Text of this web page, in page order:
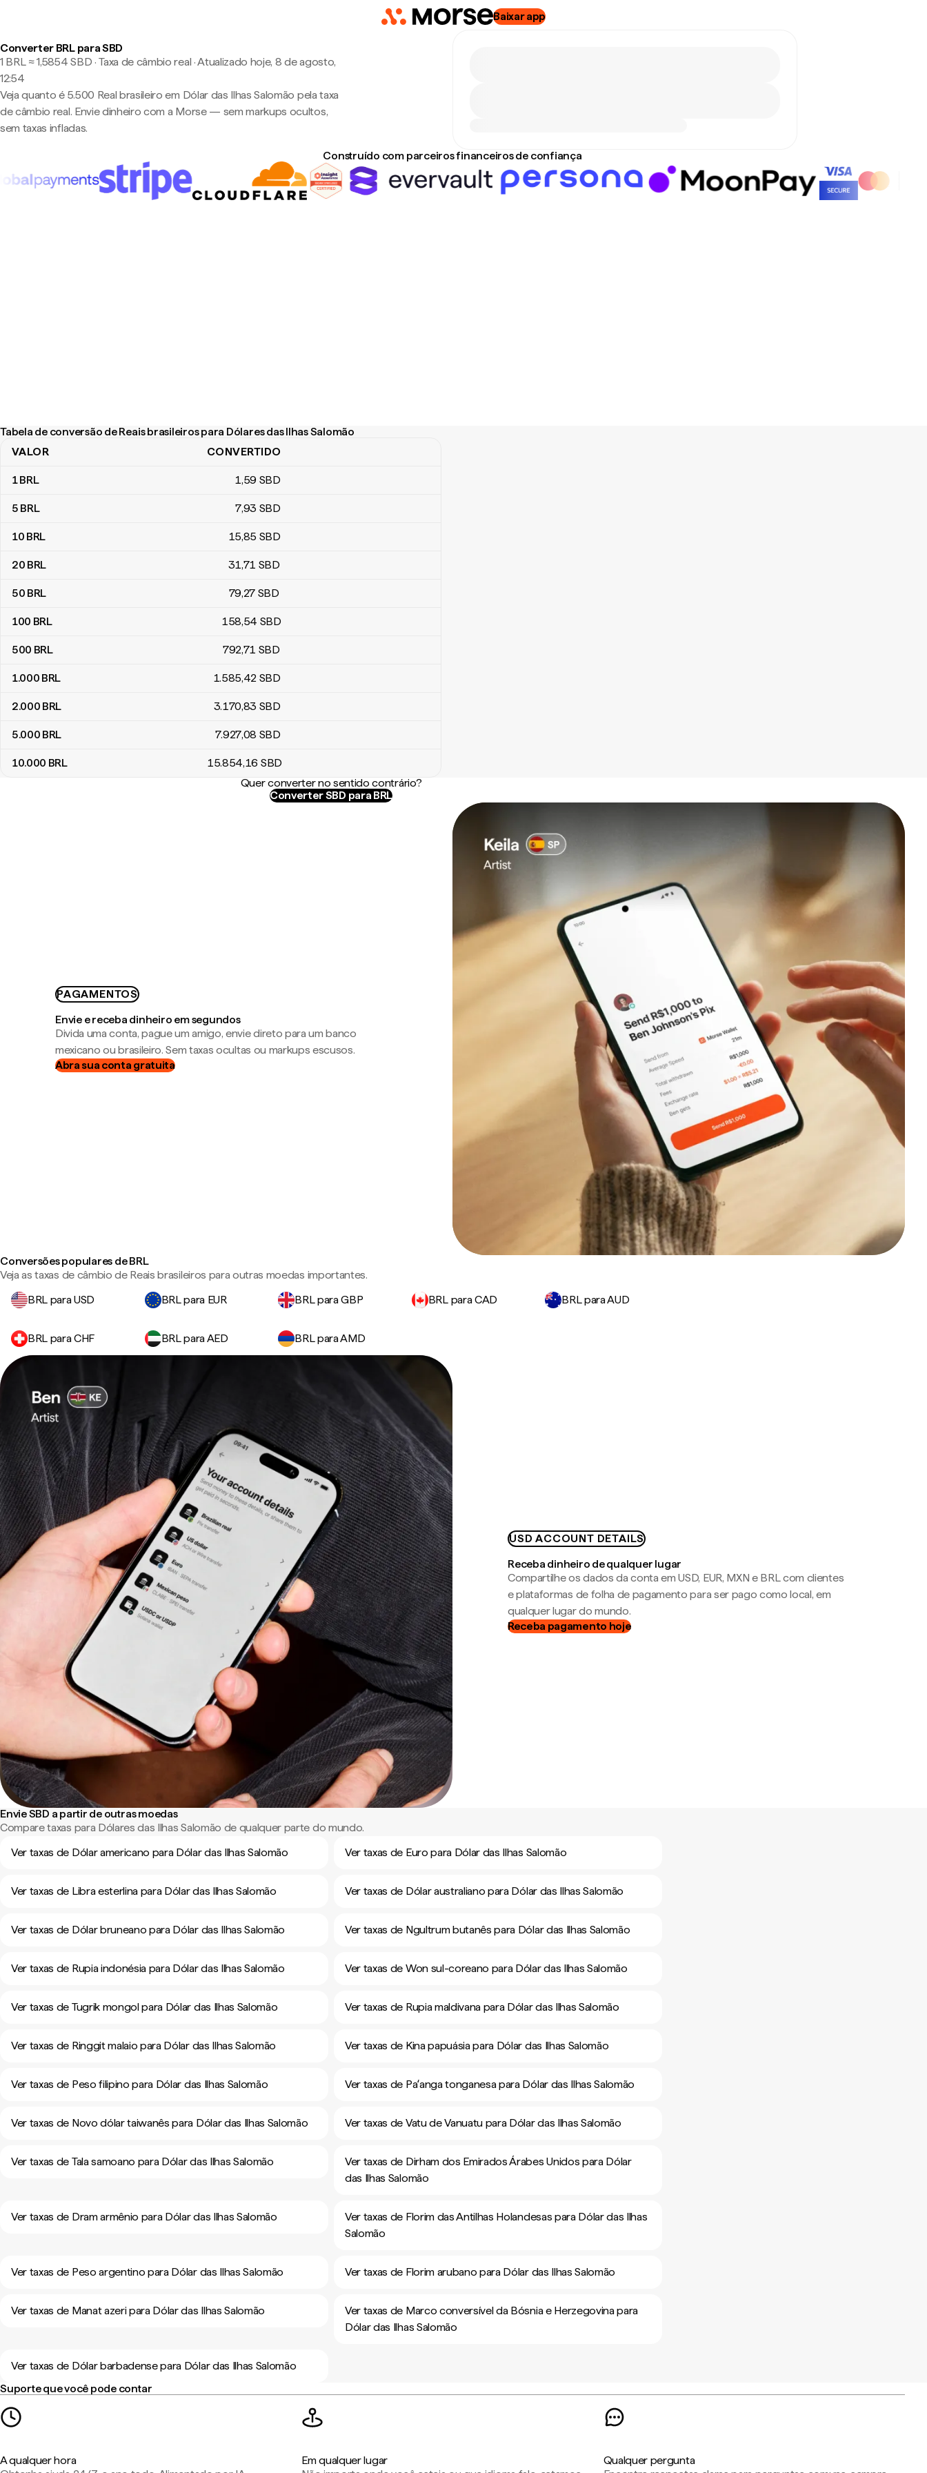
Baixar app
Converter BRL para SBD
1 BRL ≈ 1,5854 SBD · Taxa de câmbio real ·Atualizado hoje, 8 de agosto,
12:54
Veja quanto é 5.500 Real brasileiro em Dólar das Ilhas Salomão pela taxa
de câmbio real. Envie dinheiro com a Morse — sem markups ocultos,
sem taxas infladas.
Construído com parceiros financeiros de confiança
Tabela de conversão de Reais brasileiros para Dólares das Ilhas Salomão
Tabela de conversão de Reais brasileiros para Dólares das Ilhas Salomão
VALOR CONVERTIDO
1BRL 1,59 SBD
5 BRL 7,93 SBD
10 BRL 15,85 SBD
20 BRL 31,71 SBD
50 BRL 79,27 SBD
100 BRL 158,54 SBD
500 BRL 792,71 SBD
1.000 BRL 1.585,42 SBD
2.000 BRL 3.170,83 SBD
5.000 BRL 7.927,08 SBD
10.000 BRL 15.854,16 SBD
Quer converter no sentido contrário?
Converter SBD para BRL
PAGAMENTOS
Envie e receba dinheiro em segundos
Divida uma conta, pague um amigo, envie direto para um banco
mexicano ou brasileiro. Sem taxas ocultas ou markups escusos.
Abra sua conta gratuita
Conversões populares de BRL
Veja as taxas de câmbio de Reais brasileiros para outras moedas importantes.
BRL para USD
BRL para EUR BRL para GBP BRL para CAD BRL para AUD
BRL para CHF BRL para AED BRL para AMD
USD ACCOUNT DETAILS
Receba dinheiro de qualquer lugar
Compartilhe os dados da conta em USD, EUR, MXN e BRL com clientes
e plataformas de folha de pagamento para ser pago como local, em
qualquer lugar do mundo.
Receba pagamento hoje
Envie SBD a partir de outras moedas
Compare taxas para Dólares das Ilhas Salomão de qualquer parte do mundo.
Ver taxas de Dólar americano para Dólar das Ilhas Salomão
Ver taxas de Euro para Dólar das Ilhas Salomão
Ver taxas de Libra esterlina para Dólar das Ilhas Salomão Ver taxas de Dólar australiano para Dólar das Ilhas Salomão
Ver taxas de Dólar bruneano para Dólar das Ilhas Salomão Ver taxas de Ngultrum butanês para Dólar das Ilhas Salomão
Ver taxas de Rupia indonésia para Dólar das Ilhas Salomão Ver taxas de Won sul-coreano para Dólar das Ilhas Salomão
Ver taxas de Tugrik mongol para Dólar das Ilhas Salomão Ver taxas de Rupia maldivana para Dólar das Ilhas Salomão
Ver taxas de Ringgit malaio para Dólar das Ilhas Salomão Ver taxas de Kina papuásia para Dólar das Ilhas Salomão
Ver taxas de Peso filipino para Dólar das Ilhas Salomão Ver taxas de Paʻanga tonganesa para Dólar das Ilhas Salomão
Ver taxas de Novo dólar taiwanês para Dólar das Ilhas Salomão Ver taxas de Vatu de Vanuatu para Dólar das Ilhas Salomão
Ver taxas de Tala samoano para Dólar das Ilhas Salomão
Ver taxas de Dirham dos Emirados Árabes Unidos para Dólar
das Ilhas Salomão
Ver taxas de Dram armênio para Dólar das Ilhas Salomão
Ver taxas de Florim das Antilhas Holandesas para Dólar das Ilhas
Salomão
Ver taxas de Peso argentino para Dólar das Ilhas Salomão Ver taxas de Florim arubano para Dólar das Ilhas Salomão
Ver taxas de Manat azeri para Dólar das Ilhas Salomão
Ver taxas de Marco conversível da Bósnia e Herzegovina para
Dólar das Ilhas Salomão
Ver taxas de Dólar barbadense para Dólar das Ilhas Salomão
Suporte que você pode contar
A qualquer hora
Em qualquer lugar
Qualquer pergunta